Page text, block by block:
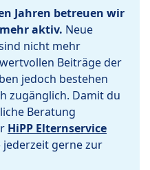
Jahren betreuen wir
aktiv. Neue
nicht mehr
Beiträge der
jedoch bestehen
zugänglich. Damit du
Beratung
HiPP Elternservice
jederzeit gerne zur